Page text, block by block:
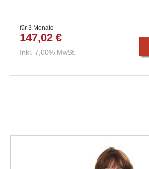
für 3 Monate
147,02 €
Inkl. 7,00% MwSt.